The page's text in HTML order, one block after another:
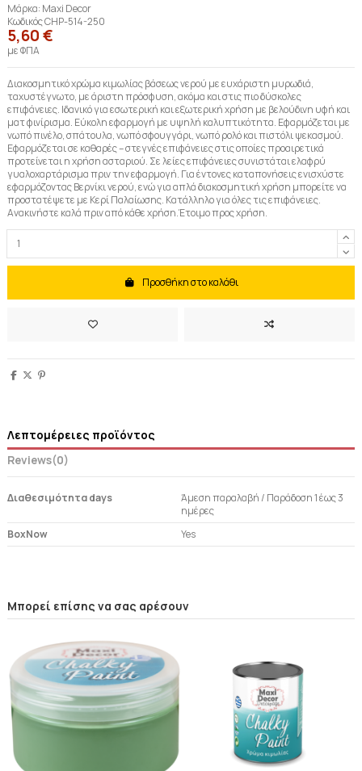
Μάρκα: Maxi Decor
ΚωδικόςCHP-514-250
5,60 €
με ΦΠΑ
Διακοσμητικό χρώμα κιμωλίας βάσεως νερού με ευχάριστη μυρωδιά,
ταχυστέγνωτο, με άριστη πρόσφυση, ακόμα και στις πιο δύσκολες
επιφάνειες. Ιδανικό για εσωτερική και εξωτερική χρήση με βελούδινη υφή και
ματ φινίρισμα. Εύκολη εφαρμογή με υψηλή καλυπτικότητα. Εφαρμόζεται με
νωπό πινέλο, σπάτουλα, νωπό σφουγγάρι, νωπό ρολό και πιστόλι ψεκασμού.
Εφαρμόζεται σε καθαρές – στεγνές επιφάνειες στις οποίες προαιρετικά
προτείνεται η χρήση ασταριού. Σε λείες επιφάνειες συνιστάται ελαφρύ
γυαλοχαρτάρισμα πριν την εφαρμογή. Για έντονες καταπονήσεις ενισχύστε
εφαρμόζοντας Βερνίκι νερού, ενώ για απλά διακοσμητική χρήση μπορείτε να
προστατέψετε με Κερί Παλαίωσης. Κατάλληλο για όλες τις επιφάνειες.
Ανακινήστε καλά πριν από κάθε χρήση.Έτοιμο προς χρήση.
Προσθήκη στο καλάθι
Λεπτομέρειες προϊόντος
Reviews(0)
Διαθεσιμότητα days
Άμεση παραλαβή / Παράδoση 1 έως 3
ημέρες
BoxNow
Yes
Μπορεί επίσης να σας αρέσουν